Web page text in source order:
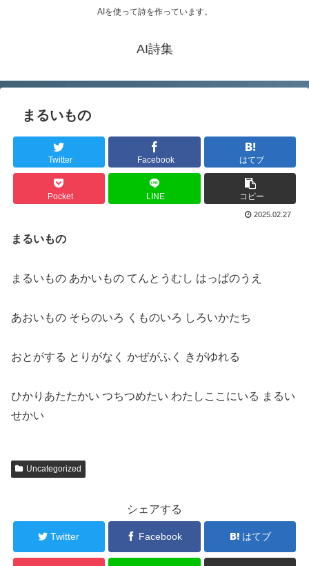
AIを使って詩を作っています。
AI詩集
まるいもの
Twitter Facebook はてブ
Pocket LINE コピー
2025.02.27
まるいもの
まるいもの あかいもの てんとうむし はっぱのうえ
あおいもの そらのいろ くものいろ しろいかたち
おとがする とりがなく かぜがふく きがゆれる
ひかりあたたかい つちつめたい わたしここにいる まるい
せかい
Uncategorized
シェアする
Twitter Facebook はてブ